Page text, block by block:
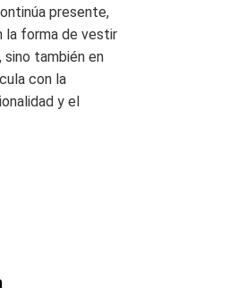
presente,
la forma de vestir
sino también en
con la
y el